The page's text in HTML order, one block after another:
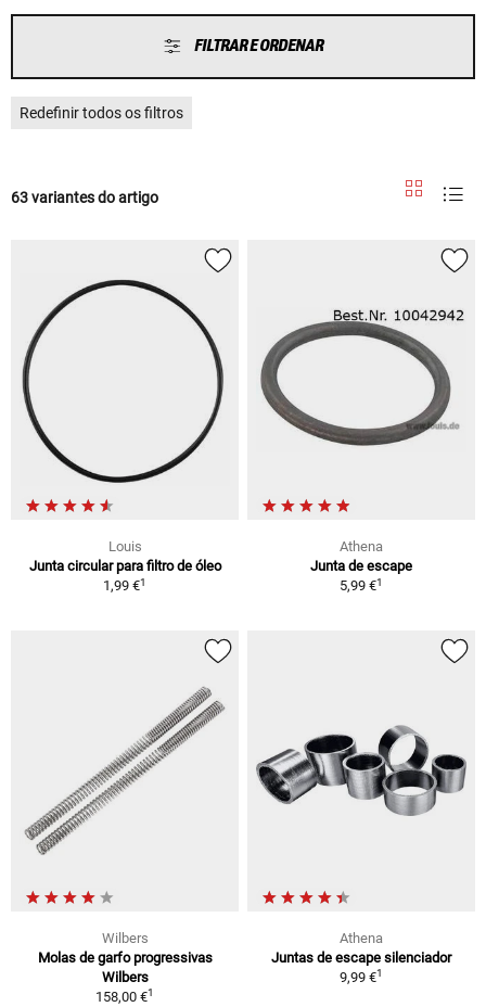
FILTRAR E ORDENAR
Redefinir todos os filtros
63 variantes do artigo
Louis
Junta circular para filtro de óleo
1,99 €1
Athena
Junta de escape
5,99 €1
Wilbers
Molas de garfo progressivas
Wilbers
158,00 €1
Athena
Juntas de escape silenciador
9,99 €1